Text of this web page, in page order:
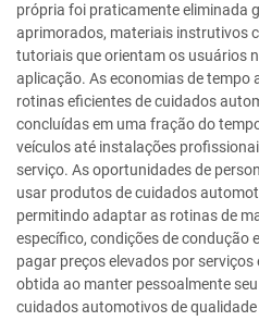
própria foi praticamente eliminada
aprimorados, materiais instrutivos
tutoriais que orientam os usuários
aplicação. As economias de tempo
rotinas eficientes de cuidados
concluídas em uma fração do
veículos até instalações
serviço. As oportunidades de
usar produtos de cuidados
permitindo adaptar as rotinas de
específico, condições de condução
pagar preços elevados por
obtida ao manter pessoalmente
cuidados automotivos de